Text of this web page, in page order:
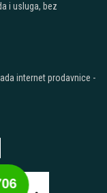
i usluga, bez
internet prodavnice -